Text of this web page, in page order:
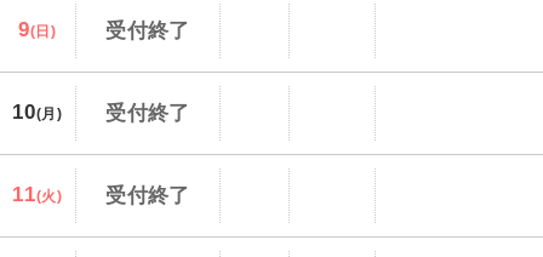
9(日) 受付終了
10(月) 受付終了
11(火) 受付終了